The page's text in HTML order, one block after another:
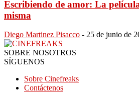
Escribiendo de amor: La
misma
Diego Martinez Pisacco - 25 de junio de
SOBRE NOSOTROS
SÍGUENOS
Sobre Cinefreaks
Contáctenos